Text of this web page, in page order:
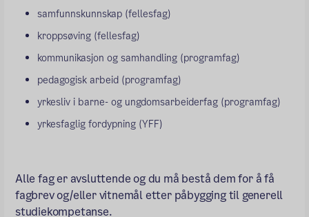
samfunnskunnskap (fellesfag)
kroppsøving (fellesfag)
kommunikasjon og samhandling (programfag)
pedagogisk arbeid (programfag)
yrkesliv i barne- og ungdomsarbeiderfag (programfag)
yrkesfaglig fordypning (YFF)
Alle fag er avsluttende og du må bestå dem for å få
fagbrev og/eller vitnemål etter påbygging til generell
studiekompetanse.